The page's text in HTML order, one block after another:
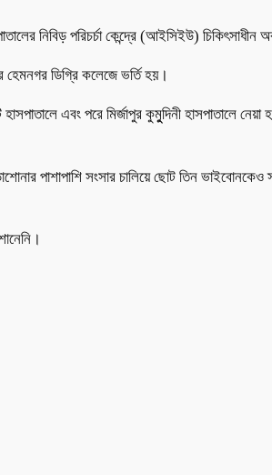
নিবিড় পরিচর্চা কেন্দ্রে (আইসিইউ) চিকিৎসাধীন
ডিগ্রি কলেজে ভর্তি হয়।
এবং পরে মির্জাপুর কুমুুদিনী হাসপাতালে নেয়া
পাশাপাশি সংসার চালিয়ে ছোট তিন